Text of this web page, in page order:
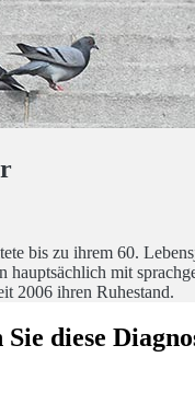
bis zu ihrem 60.
hauptsächlich mit
2006 ihren Ruhestand.
diese